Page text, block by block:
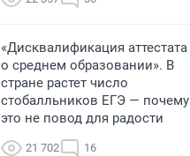
«Дисквалификация аттестата
о среднем образовании». В
стране растет число
стобалльников ЕГЭ — почему
это не повод для радости
21 702 16